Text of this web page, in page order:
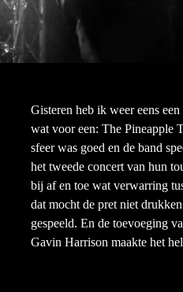
Gisteren heb ik weer eens
wat voor een: The Pineapple
sfeer was goed en de band
het tweede concert van hun
bij af en toe wat verwarring
dat mocht de pret niet
gespeeld. En de toevoeging
Gavin Harrison maakte het